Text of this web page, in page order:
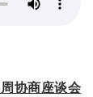
协商座谈会